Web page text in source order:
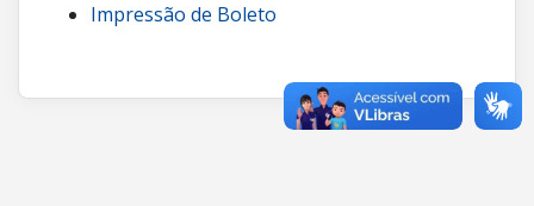
Impressão de Boleto